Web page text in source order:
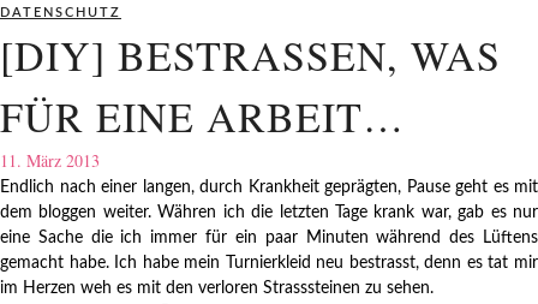
DATENSCHUTZ
[DIY] BESTRASSEN, WAS
FÜR EINE ARBEIT…
11. März 2013
Endlich nach einer langen, durch Krankheit geprägten, Pause geht es mit
dem bloggen weiter. Währen ich die letzten Tage krank war, gab es nur
eine Sache die ich immer für ein paar Minuten während des Lüftens
gemacht habe. Ich habe mein Turnierkleid neu bestrasst, denn es tat mir
im Herzen weh es mit den verloren Strasssteinen zu sehen.